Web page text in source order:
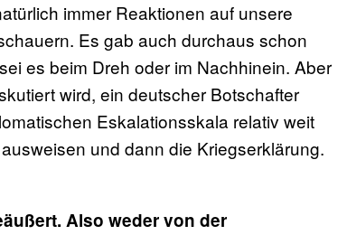
immer Reaktionen auf unsere
Es gab auch durchaus schon
es beim Dreh oder im Nachhinein. Aber
wird, ein deutscher Botschafter
Eskalationsskala relativ weit
und dann die Kriegserklärung.
Also weder von der